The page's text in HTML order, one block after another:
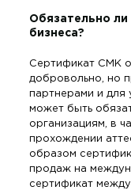
Обязательно
бизнеса?
Сертификат СМК
добровольно, но
партнерами и для
может быть
организациям, в
прохождении
образом
продаж на
сертификат